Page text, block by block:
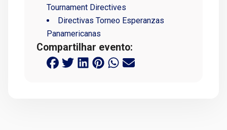
Tournament Directives
Directivas Torneo Esperanzas
Panamericanas
Compartilhar evento: